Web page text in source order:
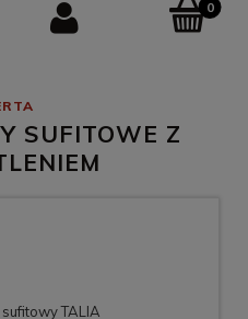
0
SUFITOWE Z